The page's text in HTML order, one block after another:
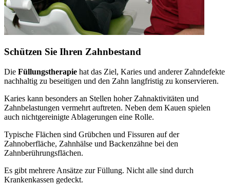
Schützen Sie Ihren Zahnbestand
Die Füllungstherapie hat das Ziel, Karies und anderer Zahndefekte
nachhaltig zu beseitigen und den Zahn langfristig zu konservieren.
Karies kann besonders an Stellen hoher Zahnaktivitäten und
Zahnbelastungen vermehrt auftreten. Neben dem Kauen spielen
auch nichtgereinigte Ablagerungen eine Rolle.
Typische Flächen sind Grübchen und Fissuren auf der
Zahnoberfläche, Zahnhälse und Backenzähne bei den
Zahnberührungsflächen.
Es gibt mehrere Ansätze zur Füllung. Nicht alle sind durch
Krankenkassen gedeckt.